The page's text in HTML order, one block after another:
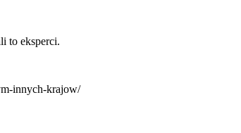
to eksperci.
innych-krajow/